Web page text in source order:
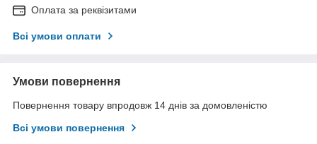
Оплата за реквізитами
Всі умови оплати
Умови повернення
Повернення товару впродовж 14 днів за домовленістю
Всі умови повернення